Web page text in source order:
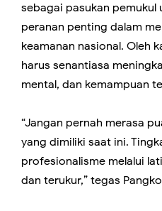
sebagai pasukan pemukul
peranan penting dalam
keamanan nasional. Oleh
harus senantiasa
mental, dan kemampuan
“Jangan pernah merasa
yang dimiliki saat ini.
profesionalisme melalui
dan terukur,” tegas